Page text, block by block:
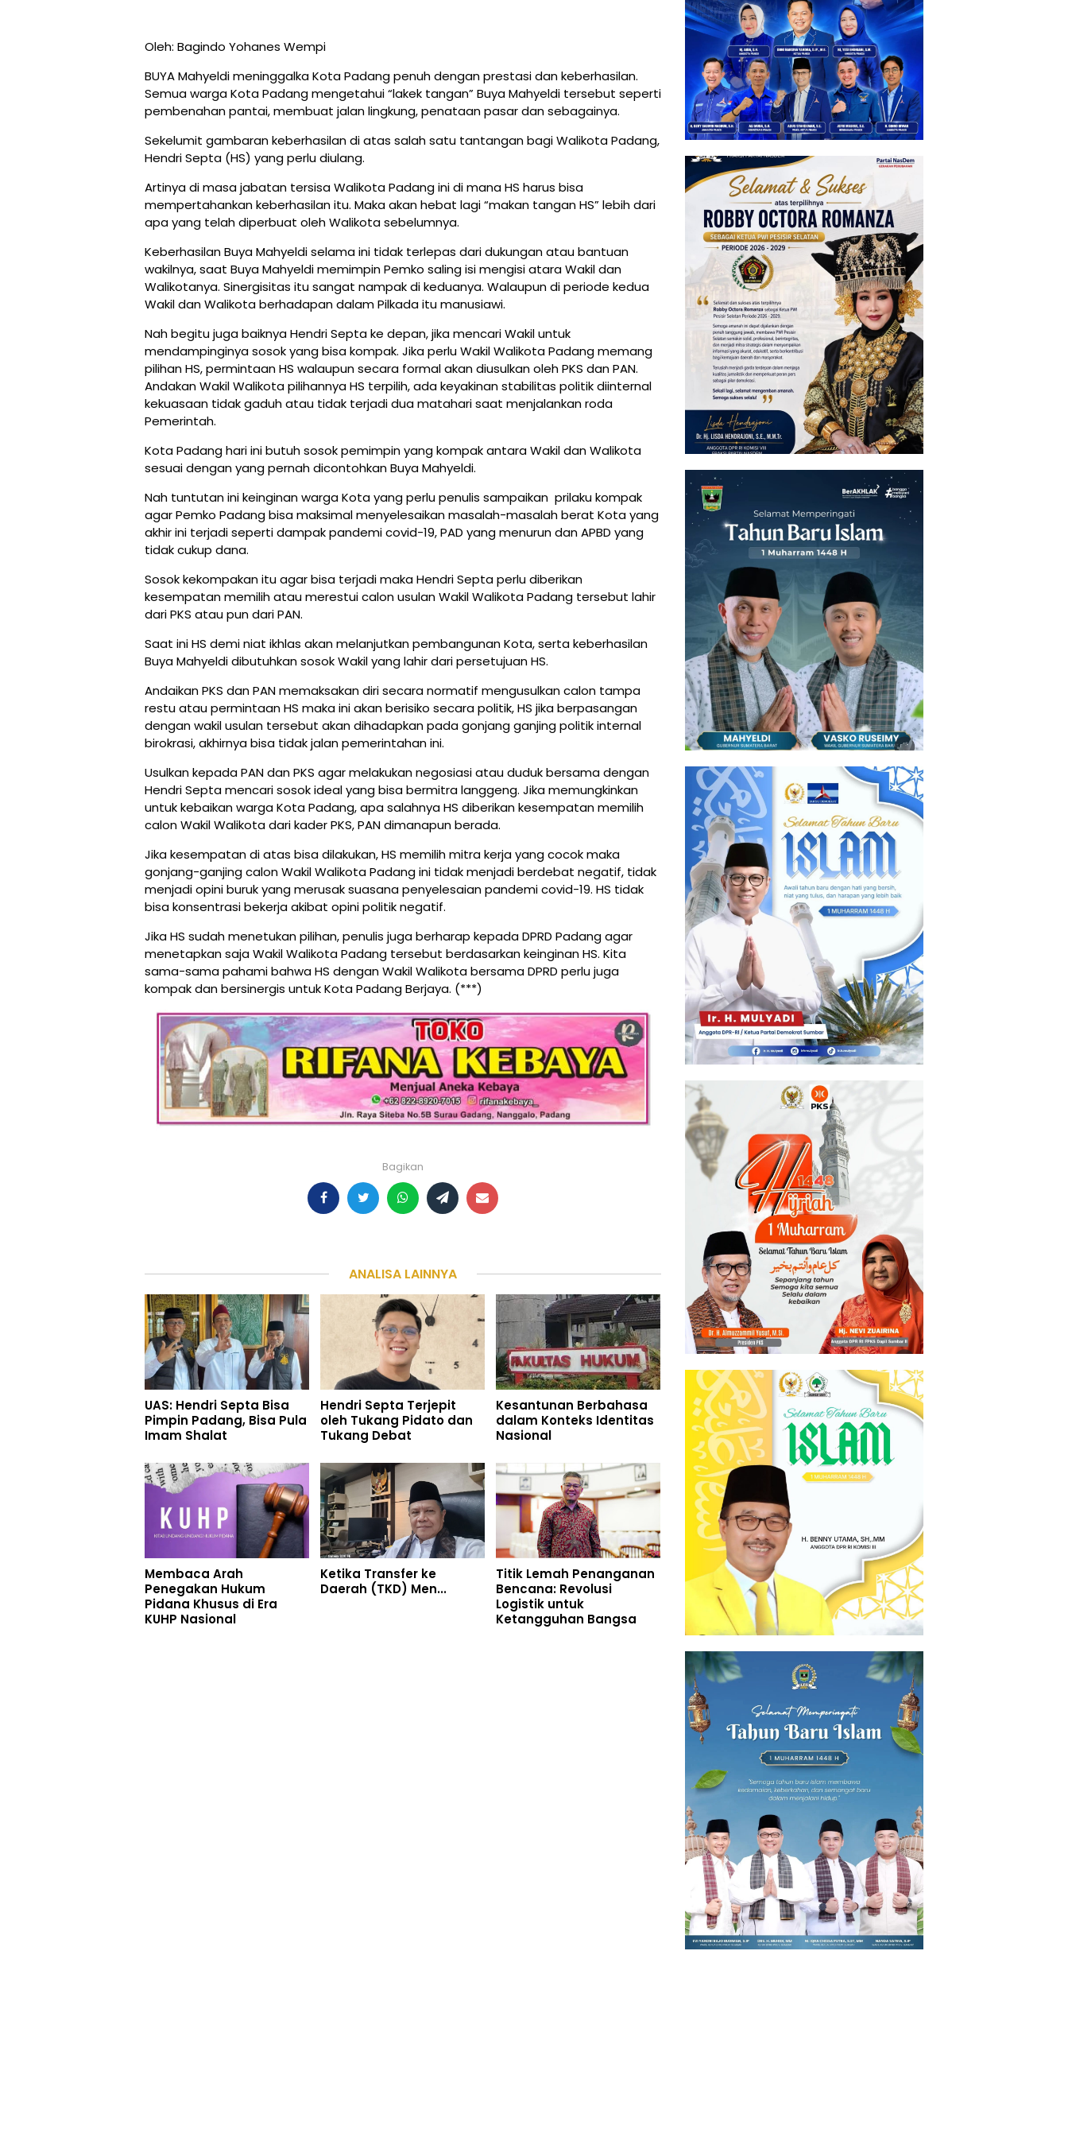
Oleh: Bagindo Yohanes Wempi
BUYA Mahyeldi meninggalka Kota Padang penuh dengan prestasi dan keberhasilan.
Semua warga Kota Padang mengetahui “lakek tangan” Buya Mahyeldi tersebut seperti
pembenahan pantai, membuat jalan lingkung, penataan pasar dan sebagainya.
Sekelumit gambaran keberhasilan di atas salah satu tantangan bagi Walikota Padang,
Hendri Septa (HS) yang perlu diulang.
Artinya di masa jabatan tersisa Walikota Padang ini di mana HS harus bisa
mempertahankan keberhasilan itu. Maka akan hebat lagi “makan tangan HS” lebih dari
apa yang telah diperbuat oleh Walikota sebelumnya.
Keberhasilan Buya Mahyeldi selama ini tidak terlepas dari dukungan atau bantuan
wakilnya, saat Buya Mahyeldi memimpin Pemko saling isi mengisi atara Wakil dan
Walikotanya. Sinergisitas itu sangat nampak di keduanya. Walaupun di periode kedua
Wakil dan Walikota berhadapan dalam Pilkada itu manusiawi.
Nah begitu juga baiknya Hendri Septa ke depan, jika mencari Wakil untuk
mendampinginya sosok yang bisa kompak. Jika perlu Wakil Walikota Padang memang
pilihan HS, permintaan HS walaupun secara formal akan diusulkan oleh PKS dan PAN.
Andakan Wakil Walikota pilihannya HS terpilih, ada keyakinan stabilitas politik diinternal
kekuasaan tidak gaduh atau tidak terjadi dua matahari saat menjalankan roda
Pemerintah.
Kota Padang hari ini butuh sosok pemimpin yang kompak antara Wakil dan Walikota
sesuai dengan yang pernah dicontohkan Buya Mahyeldi.
Nah tuntutan ini keinginan warga Kota yang perlu penulis sampaikan prilaku kompak
agar Pemko Padang bisa maksimal menyelesaikan masalah-masalah berat Kota yang
akhir ini terjadi seperti dampak pandemi covid-19, PAD yang menurun dan APBD yang
tidak cukup dana.
Sosok kekompakan itu agar bisa terjadi maka Hendri Septa perlu diberikan
kesempatan memilih atau merestui calon usulan Wakil Walikota Padang tersebut lahir
dari PKS atau pun dari PAN.
Saat ini HS demi niat ikhlas akan melanjutkan pembangunan Kota, serta keberhasilan
Buya Mahyeldi dibutuhkan sosok Wakil yang lahir dari persetujuan HS.
Andaikan PKS dan PAN memaksakan diri secara normatif mengusulkan calon tampa
restu atau permintaan HS maka ini akan berisiko secara politik, HS jika berpasangan
dengan wakil usulan tersebut akan dihadapkan pada gonjang ganjing politik internal
birokrasi, akhirnya bisa tidak jalan pemerintahan ini.
Usulkan kepada PAN dan PKS agar melakukan negosiasi atau duduk bersama dengan
Hendri Septa mencari sosok ideal yang bisa bermitra langgeng. Jika memungkinkan
untuk kebaikan warga Kota Padang, apa salahnya HS diberikan kesempatan memilih
calon Wakil Walikota dari kader PKS, PAN dimanapun berada.
Jika kesempatan di atas bisa dilakukan, HS memilih mitra kerja yang cocok maka
gonjang-ganjing calon Wakil Walikota Padang ini tidak menjadi berdebat negatif, tidak
menjadi opini buruk yang merusak suasana penyelesaian pandemi covid-19. HS tidak
bisa konsentrasi bekerja akibat opini politik negatif.
Jika HS sudah menetukan pilihan, penulis juga berharap kepada DPRD Padang agar
menetapkan saja Wakil Walikota Padang tersebut berdasarkan keinginan HS. Kita
sama-sama pahami bahwa HS dengan Wakil Walikota bersama DPRD perlu juga
kompak dan bersinergis untuk Kota Padang Berjaya. (***)
Bagikan
ANALISA LAINNYA
UAS: Hendri Septa Bisa
Pimpin Padang, Bisa Pula
Imam Shalat
Hendri Septa Terjepit
oleh Tukang Pidato dan
Tukang Debat
Kesantunan Berbahasa
dalam Konteks Identitas
Nasional
Membaca Arah
Penegakan Hukum
Pidana Khusus di Era
KUHP Nasional
Ketika Transfer ke
Daerah (TKD) Men...
Titik Lemah Penanganan
Bencana: Revolusi
Logistik untuk
Ketangguhan Bangsa